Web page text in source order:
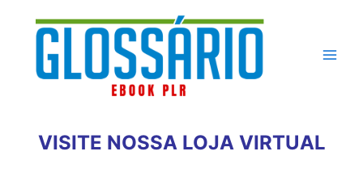
conteúdo
VISITE NOSSA LOJA VIRTUAL